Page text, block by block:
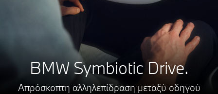
BMW Symbiotic Drive.
Απρόσκοπτη αλληλεπίδραση μεταξύ οδηγού